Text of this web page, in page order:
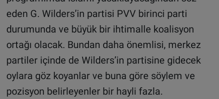
eden G. Wilders’in partisi PVV birinci parti
durumunda ve büyük bir ihtimalle koalisyon
ortağı olacak. Bundan daha önemlisi, merkez
partiler içinde de Wilders’in partisine gidecek
oylara göz koyanlar ve buna göre söylem ve
pozisyon belirleyenler bir hayli fazla.